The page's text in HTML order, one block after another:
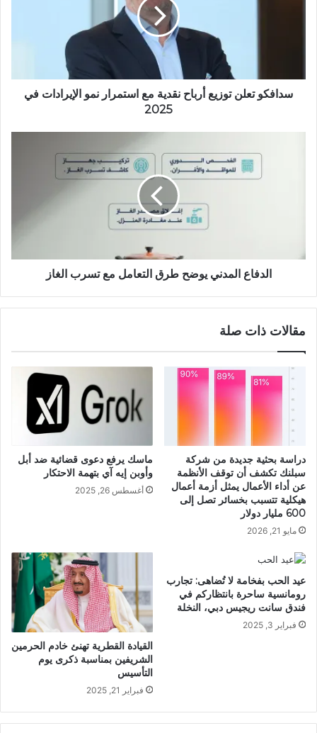
ي
ب
سدافكو تعلن توزيع أرباح نقدية مع استمرار نمو الإيرادات في
2025
الدفاع المدني يوضح طرق التعامل مع تسرب الغاز
مقالات ذات صلة
دراسة بحثية جديدة من شركة
سبلنك تكشف أن توقف الأنظمة
عن أداء الأعمال يمثل أزمة أعمال
هيكلية تتسبب بخسائر تصل إلى
600 مليار دولار
مايو 21, 2026
ماسك يرفع دعوى قضائية ضد أبل
وأوبن إيه آي بتهمة الاحتكار
أغسطس 26, 2025
عيد الحب بفخامة لا تُضاهى: تجارب
رومانسية ساحرة بانتظاركم في
فندق سانت ريجيس دبي، النخلة
فبراير 3, 2025
القيادة القطرية تهنئ خادم الحرمين
الشريفين بمناسبة ذكرى يوم
التأسيس
فبراير 21, 2025